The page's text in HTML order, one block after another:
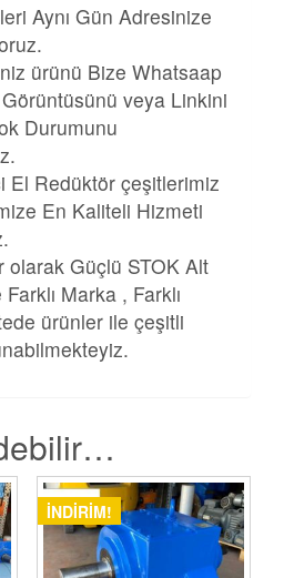
Aynı Gün Adresinize
ürünü Bize Whatsaap
veya Linkini
Durumunu
El Redüktör çeşitlerimiz
En Kaliteli Hizmeti
olarak Güçlü STOK Alt
Farklı Marka , Farklı
ürünler ile çeşitli
İNDIRIM!